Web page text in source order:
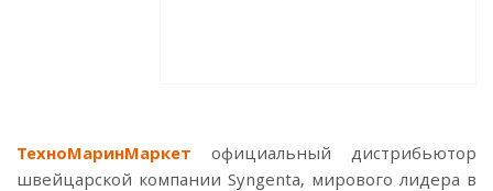
ТехноМаринМаркет официальный дистрибьютор
швейцарской компании Syngenta, мирового лидера в